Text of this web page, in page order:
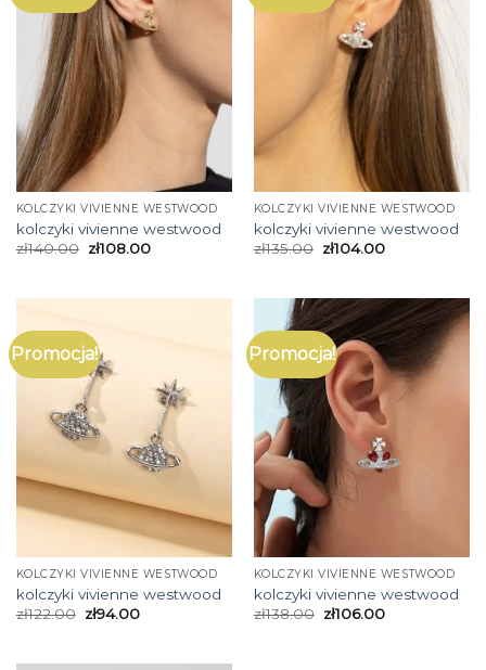
KOLCZYKI VIVIENNE WESTWOOD
kolczyki vivienne westwood
zł140.00 zł108.00
KOLCZYKI VIVIENNE WESTWOOD
kolczyki vivienne westwood
zł135.00 zł104.00
Promocja!
KOLCZYKI VIVIENNE WESTWOOD
kolczyki vivienne westwood
zł122.00 zł94.00
Promocja!
KOLCZYKI VIVIENNE WESTWOOD
kolczyki vivienne westwood
zł138.00 zł106.00